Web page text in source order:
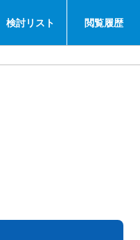
検討リスト 閲覧履歴